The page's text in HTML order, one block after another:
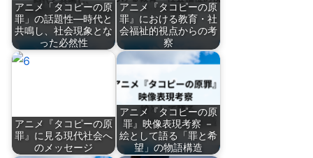
アニメ「タコピーの原
罪」の話題性―時代と
共鳴し、社会現象とな
った必然性
アニメ『タコピーの原
罪』における教育・社
会福祉的視点からの考
察
アニメ『タコピーの原
罪』に見る現代社会へ
のメッセージ
アニメ『タコピーの原
罪』映像表現考察 －
絵として語る「罪と希
望」の物語構造